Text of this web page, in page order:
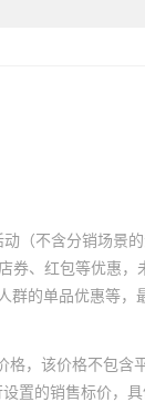
动（不含分销场
券、红包等优惠
的单品优惠等
，该价格不包含
置的销售标价，